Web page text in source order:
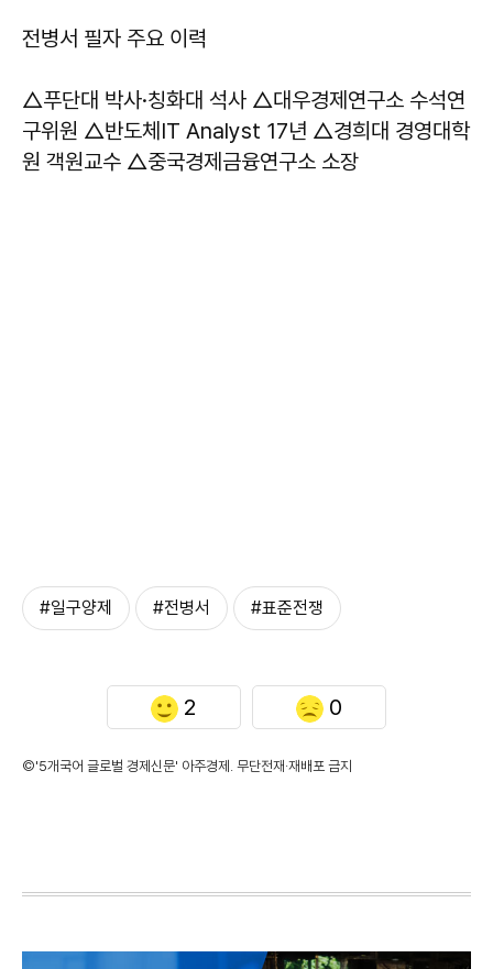
전병서 필자 주요 이력
​△푸단대 박사·칭화대 석사 △대우경제연구소 수석연
구위원 △반도체IT Analyst 17년 △경희대 경영대학
원 객원교수 △중국경제금융연구소 소장
#일구양제 #전병서 #표준전쟁
2 0
©'5개국어 글로벌 경제신문' 아주경제. 무단전재·재배포 금지